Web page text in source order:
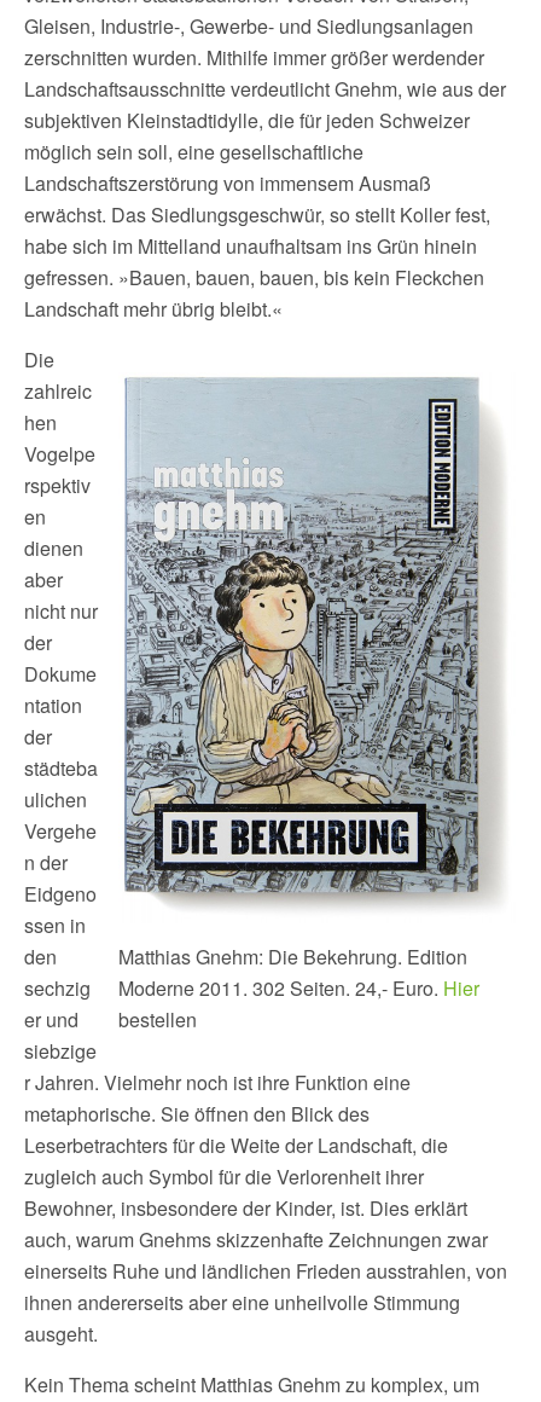
Gleisen, Industrie-, Gewerbe- und Siedlungsanlagen
zerschnitten wurden. Mithilfe immer größer werdender
Landschaftsausschnitte verdeutlicht Gnehm, wie aus der
subjektiven Kleinstadtidylle, die für jeden Schweizer
möglich sein soll, eine gesellschaftliche
Landschaftszerstörung von immensem Ausmaß
erwächst. Das Siedlungsgeschwür, so stellt Koller fest,
habe sich im Mittelland unaufhaltsam ins Grün hinein
gefressen. »Bauen, bauen, bauen, bis kein Fleckchen
Landschaft mehr übrig bleibt.«
Matthias Gnehm: Die Bekehrung. Edition
Moderne 2011. 302 Seiten. 24,- Euro. Hier
bestellen
Die
zahlreic
hen
Vogelpe
rspektiv
en
dienen
aber
nicht nur
der
Dokume
ntation
der
städteba
ulichen
Vergehe
n der
Eidgeno
ssen in
den
sechzig
er und
siebzige
r Jahren. Vielmehr noch ist ihre Funktion eine
metaphorische. Sie öffnen den Blick des
Leserbetrachters für die Weite der Landschaft, die
zugleich auch Symbol für die Verlorenheit ihrer
Bewohner, insbesondere der Kinder, ist. Dies erklärt
auch, warum Gnehms skizzenhafte Zeichnungen zwar
einerseits Ruhe und ländlichen Frieden ausstrahlen, von
ihnen andererseits aber eine unheilvolle Stimmung
ausgeht.
Kein Thema scheint Matthias Gnehm zu komplex, um